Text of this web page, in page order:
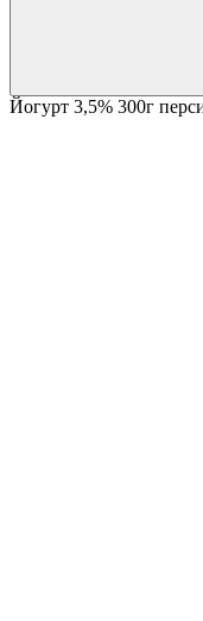
Йогурт 3,5% 300г